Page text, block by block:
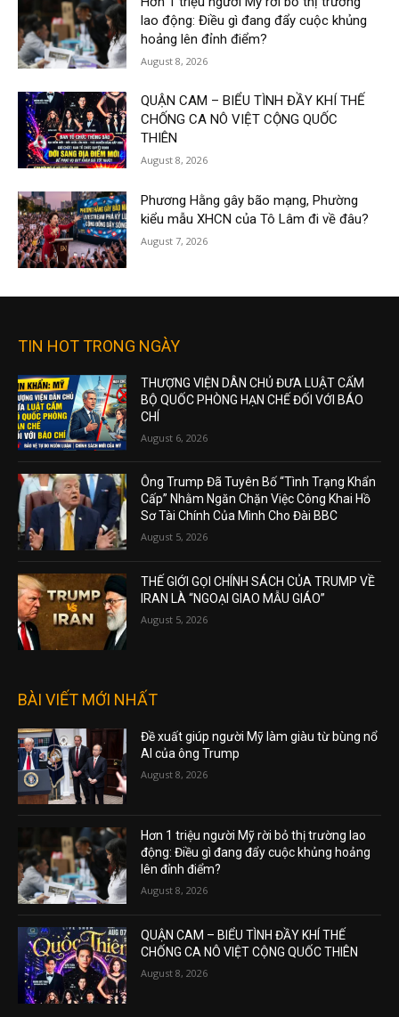
lao động: Điều gì đang đẩy cuộc khủng
hoảng lên đỉnh điểm?
August 8, 2026
QUẬN CAM – BIỂU TÌNH ĐẦY KHÍ THẾ
CHỐNG CA NÔ VIỆT CỘNG QUỐC
THIÊN
August 8, 2026
Phương Hằng gây bão mạng, Phường
kiểu mẫu XHCN của Tô Lâm đi về đâu?
August 7, 2026
TIN HOT TRONG NGÀY
THƯỢNG VIỆN DÂN CHỦ ĐƯA LUẬT CẤM
BỘ QUỐC PHÒNG HẠN CHẾ ĐỐI VỚI BÁO
CHÍ
August 6, 2026
Ông Trump Đã Tuyên Bố “Tình Trạng Khẩn
Cấp” Nhằm Ngăn Chặn Việc Công Khai Hồ
Sơ Tài Chính Của Mình Cho Đài BBC
August 5, 2026
THẾ GIỚI GỌI CHÍNH SÁCH CỦA TRUMP VỀ
IRAN LÀ “NGOẠI GIAO MẪU GIÁO”
August 5, 2026
BÀI VIẾT MỚI NHẤT
Đề xuất giúp người Mỹ làm giàu từ bùng nổ
AI của ông Trump
August 8, 2026
Hơn 1 triệu người Mỹ rời bỏ thị trường lao
động: Điều gì đang đẩy cuộc khủng hoảng
lên đỉnh điểm?
August 8, 2026
QUẬN CAM – BIỂU TÌNH ĐẦY KHÍ THẾ
CHỐNG CA NÔ VIỆT CỘNG QUỐC THIÊN
August 8, 2026